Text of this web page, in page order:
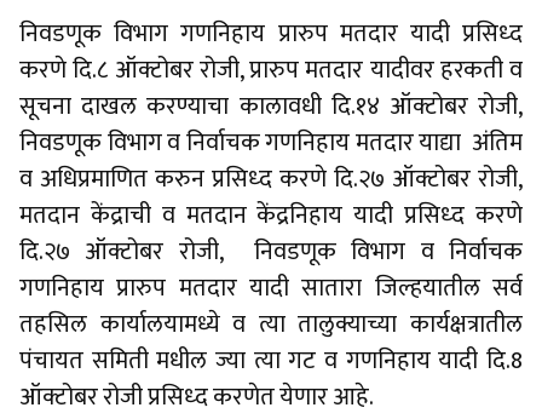
निवडणूक विभाग गणनिहाय प्रारुप मतदार यादी प्रसिध्द
करणे दि.८ ऑक्टोबर रोजी, प्रारुप मतदार यादीवर हरकती व
सूचना दाखल करण्याचा कालावधी दि.१४ ऑक्टोबर रोजी,
निवडणूक विभाग व निर्वाचक गणनिहाय मतदार याद्या अंतिम
व अधिप्रमाणित करुन प्रसिध्द करणे दि.२७ ऑक्टोबर रोजी,
मतदान केंद्राची व मतदान केंद्रनिहाय यादी प्रसिध्द करणे
दि.२७ ऑक्टोबर रोजी, निवडणूक विभाग व निर्वाचक
गणनिहाय प्रारुप मतदार यादी सातारा जिल्हयातील सर्व
तहसिल कार्यालयामध्ये व त्या तालुक्याच्या कार्यक्षत्रातील
पंचायत समिती मधील ज्या त्या गट व गणनिहाय यादी दि.8
ऑक्टोबर रोजी प्रसिध्द करणेत येणार आहे.